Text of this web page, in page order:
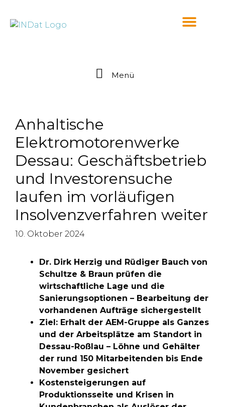
Menü
Anhaltische
Elektromotorenwerke
Dessau: Geschäftsbetrieb
und Investorensuche
laufen im vorläufigen
Insolvenzverfahren weiter
10. Oktober 2024
Dr. Dirk Herzig und Rüdiger Bauch von
Schultze & Braun prüfen die
wirtschaftliche Lage und die
Sanierungsoptionen – Bearbeitung der
vorhandenen Aufträge sichergestellt
Ziel: Erhalt der AEM-Gruppe als Ganzes
und der Arbeitsplätze am Standort in
Dessau-Roßlau – Löhne und Gehälter
der rund 150 Mitarbeitenden bis Ende
November gesichert
Kostensteigerungen auf
Produktionsseite und Krisen in